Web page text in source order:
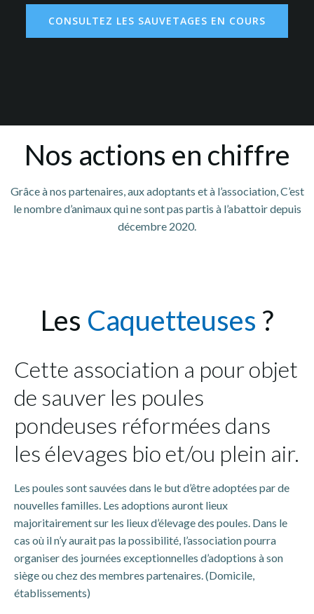
CONSULTEZ LES SAUVETAGES EN COURS
Nos actions en chiffre
Grâce à nos partenaires, aux adoptants et à l’association, C’est
le nombre d’animaux qui ne sont pas partis à l’abattoir depuis
décembre 2020.
Les Caquetteuses ?
Cette association a pour objet
de sauver les poules
pondeuses réformées dans
les élevages bio et/ou plein air.
Les poules sont sauvées dans le but d’être adoptées par de
nouvelles familles. Les adoptions auront lieux
majoritairement sur les lieux d’élevage des poules. Dans le
cas où il n’y aurait pas la possibilité, l’association pourra
organiser des journées exceptionnelles d’adoptions à son
siège ou chez des membres partenaires. (Domicile,
établissements)